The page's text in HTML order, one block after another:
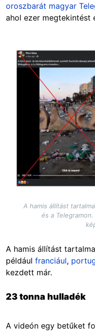
oroszbarát magyar
ahol ezer megtekintést
Image
A hamis állítást
és a
A hamis állítást
például franciául,
kezdett már.
23 tonna hulladék
A videón egy betűket